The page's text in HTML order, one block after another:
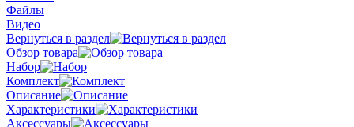
Файлы
Видео
Вернуться в раздел
Обзор товара
Набор
Комплект
Описание
Характеристики
Аксессуары